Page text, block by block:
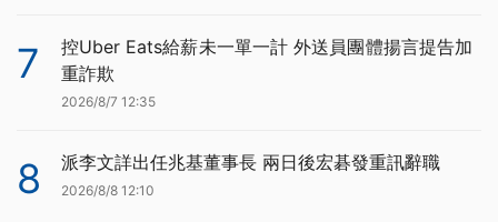
7
控Uber Eats給薪未一單一計 外送員團體揚言提告加
重詐欺
2026/8/7 12:35
8 派李文詳出任兆基董事長 兩日後宏碁發重訊辭職
2026/8/8 12:10